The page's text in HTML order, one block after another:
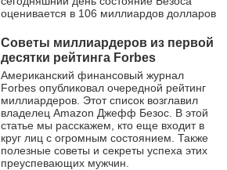
оценивается в 106 миллиардов долларов
Советы миллиардеров из первой
десятки рейтинга Forbes
Американский финансовый журнал
Forbes опубликовал очередной рейтинг
миллиардеров. Этот список возглавил
владелец Amazon Джефф Безос. В этой
статье мы расскажем, кто еще входит в
круг лиц с огромным состоянием. Также
полезные советы и секреты успеха этих
преуспевающих мужчин.